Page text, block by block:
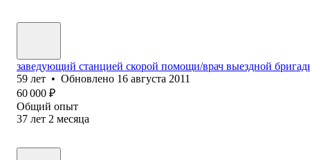
заведующий станцией скорой помощи/врач выездной
59 лет • Обновлено 16 августа 2011
60 000 ₽
Общий опыт
37 лет 2 месяца